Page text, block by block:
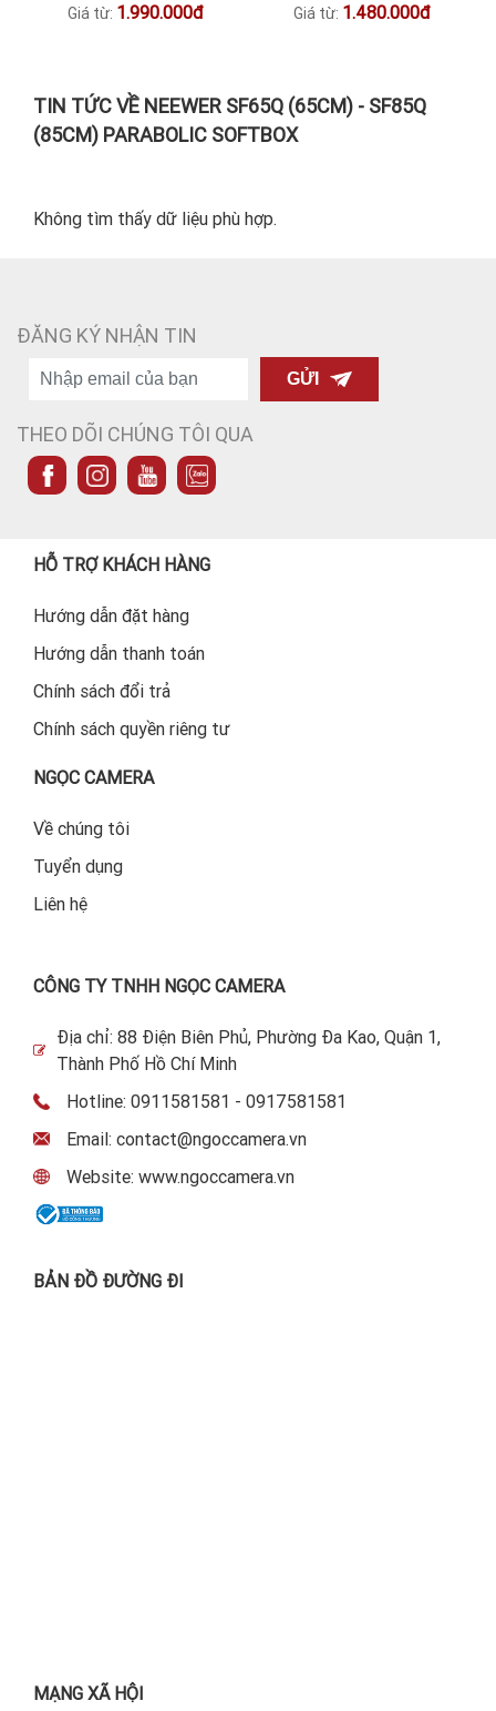
Giá từ: 1.990.000đ Giá từ: 1.480.000đ
TIN TỨC VỀ NEEWER SF65Q (65CM) - SF85Q
(85CM) PARABOLIC SOFTBOX
Không tìm thấy dữ liệu phù hợp.
ĐĂNG KÝ NHẬN TIN
GỬI
THEO DÕI CHÚNG TÔI QUA
HỖ TRỢ KHÁCH HÀNG
Hướng dẫn đặt hàng
Hướng dẫn thanh toán
Chính sách đổi trả
Chính sách quyền riêng tư
NGỌC CAMERA
Về chúng tôi
Tuyển dụng
Liên hệ
CÔNG TY TNHH NGỌC CAMERA
Địa chỉ: 88 Điện Biên Phủ, Phường Đa Kao, Quận 1,
Thành Phố Hồ Chí Minh
Hotline: 0911581581 - 0917581581
Email: contact@ngoccamera.vn
Website: www.ngoccamera.vn
BẢN ĐỒ ĐƯỜNG ĐI
MẠNG XÃ HỘI